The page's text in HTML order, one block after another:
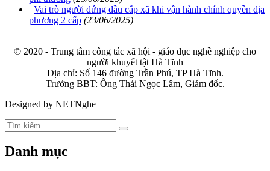
Vai trò người đứng đầu cấp xã khi vận hành chính quyền địa
phương 2 cấp (23/06/2025)
© 2020 - Trung tâm công tác xã hội - giáo dục nghề nghiệp cho
người khuyết tật Hà Tĩnh
Địa chỉ: Số 146 đường Trần Phú, TP Hà Tĩnh.
Trưởng BBT: Ông Thái Ngọc Lâm, Giám đốc.
Designed by NETNghe
Danh mục